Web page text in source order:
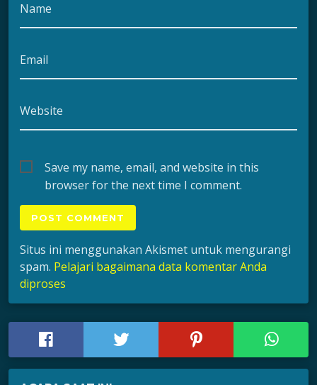
Name
Email
Website
Save my name, email, and website in this
browser for the next time I comment.
Situs ini menggunakan Akismet untuk mengurangi
spam. Pelajari bagaimana data komentar Anda
diproses